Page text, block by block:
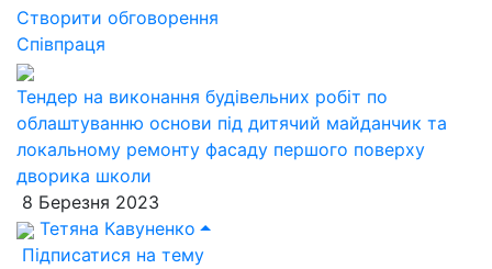
Створити обговорення
Співпраця
Тендер на виконання будівельних робіт по
облаштуванню основи під дитячий майданчик та
локальному ремонту фасаду першого поверху
дворика школи
8 Березня 2023
Тетяна Кавуненко
Підписатися на тему